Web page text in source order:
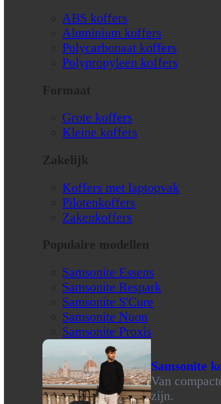
ABS koffers
Aluminium koffers
Polycarbonaat koffers
Polypropyleen koffers
Formaat
Grote koffers
Kleine koffers
Zakelijk
Koffers met laptopvak
Pilotenkoffers
Zakenkoffers
Populaire modellen
Samsonite Essens
Samsonite Respark
Samsonite S'Cure
Samsonite Nuon
Samsonite Proxis
Samsonite
Van
zijn.